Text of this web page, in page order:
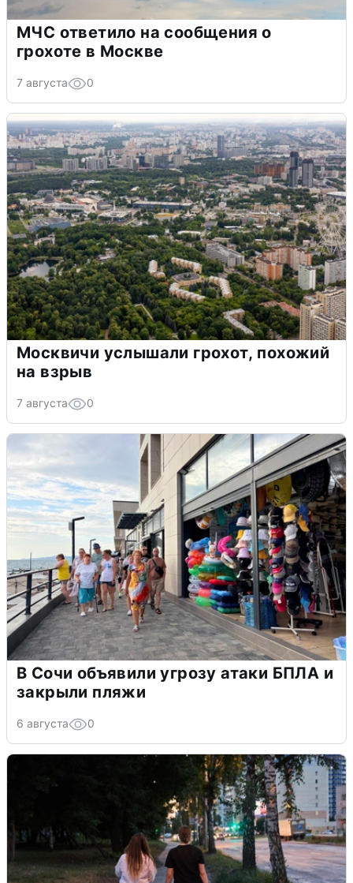
МЧС ответило на сообщения о
грохоте в Москве
7 августа 0
Москвичи услышали грохот, похожий
на взрыв
7 августа 0
В Сочи объявили угрозу атаки БПЛА и
закрыли пляжи
6 августа 0